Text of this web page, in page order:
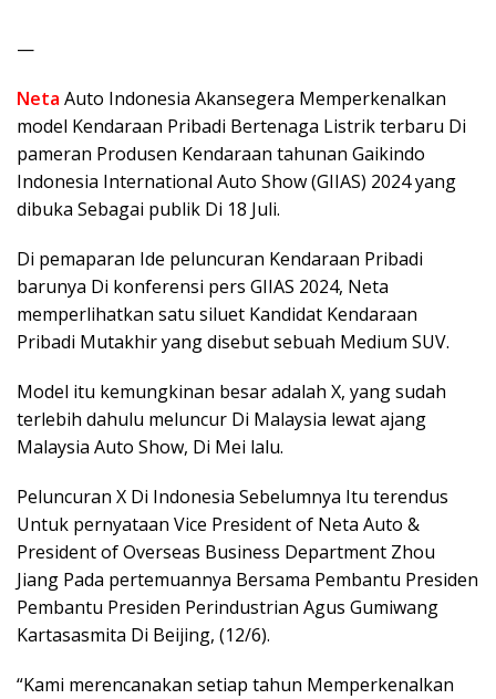
—
Neta Auto Indonesia Akansegera Memperkenalkan
model Kendaraan Pribadi Bertenaga Listrik terbaru Di
pameran Produsen Kendaraan tahunan Gaikindo
Indonesia International Auto Show (GIIAS) 2024 yang
dibuka Sebagai publik Di 18 Juli.
Di pemaparan Ide peluncuran Kendaraan Pribadi
barunya Di konferensi pers GIIAS 2024, Neta
memperlihatkan satu siluet Kandidat Kendaraan
Pribadi Mutakhir yang disebut sebuah Medium SUV.
Model itu kemungkinan besar adalah X, yang sudah
terlebih dahulu meluncur Di Malaysia lewat ajang
Malaysia Auto Show, Di Mei lalu.
Peluncuran X Di Indonesia Sebelumnya Itu terendus
Untuk pernyataan Vice President of Neta Auto &
President of Overseas Business Department Zhou
Jiang Pada pertemuannya Bersama Pembantu Presiden
Pembantu Presiden Perindustrian Agus Gumiwang
Kartasasmita Di Beijing, (12/6).
“Kami merencanakan setiap tahun Memperkenalkan